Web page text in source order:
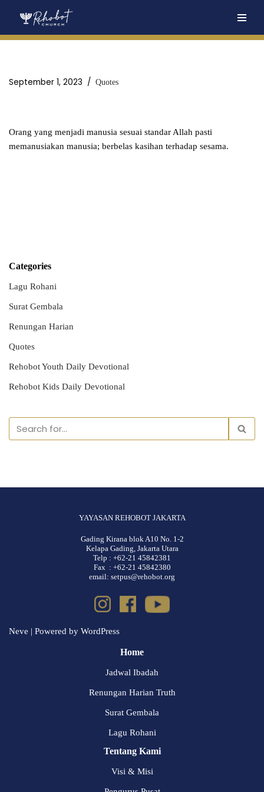
September 1, 2023 Quotes
Orang yang menjadi manusia sesuai standar Allah pasti
memanusiakan manusia; berbelas kasihan terhadap sesama.
Categories
Lagu Rohani
Surat Gembala
Renungan Harian
Quotes
Rehobot Youth Daily Devotional
Rehobot Kids Daily Devotional
YAYASAN REHOBOT JAKARTA
Gading Kirana blok A10 No. 1-2
Kelapa Gading, Jakarta Utara
Telp : +62-21 45842381
Fax : +62-21 45842380
email: setpus@rehobot.org
Neve | Powered by WordPress
Home
Jadwal Ibadah
Renungan Harian Truth
Surat Gembala
Lagu Rohani
Tentang Kami
Visi & Misi